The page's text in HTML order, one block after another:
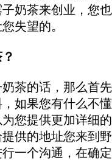
奶茶来创业，您
失望的。
的话，那么首先
如果您有什么不
您提供更加详细
供的地址您来到
一个沟通，在确